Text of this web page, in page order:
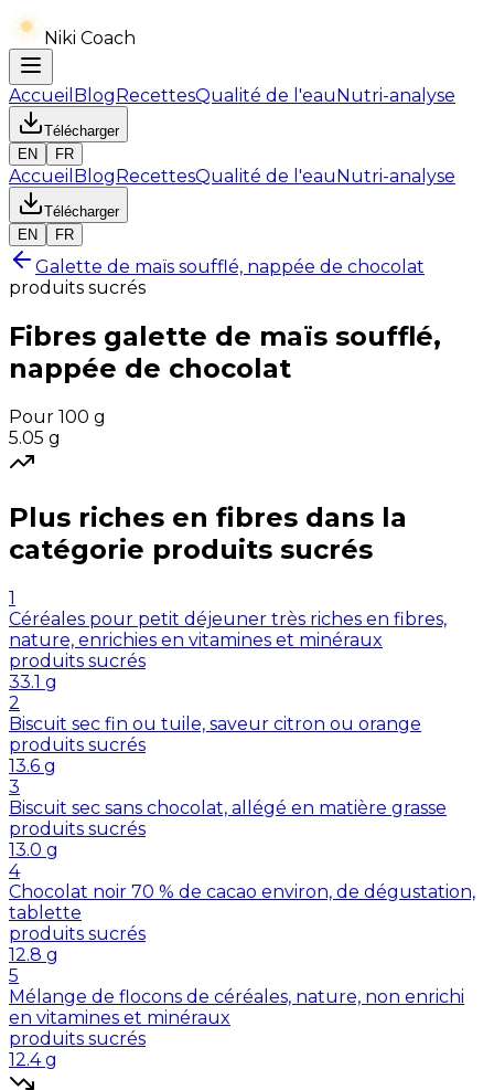
Niki Coach
Accueil BlogRecettesQualité de l'eauNutri-analyse
Télécharger
EN
FR
Accueil BlogRecettesQualité de l'eauNutri-analyse
Télécharger
EN
FR
Galette de maïs soufflé, nappée de chocolat
produits sucrés
Fibres galette de maïs soufflé,
nappée de chocolat
Pour 100 g
5.05 g
Plus riches en fibres dans la
catégorie produits sucrés
1
Céréales pour petit déjeuner très riches en fibres,
nature, enrichies en vitamines et minéraux
produits sucrés
33.1 g
2
Biscuit sec fin ou tuile, saveur citron ou orange
produits sucrés
13.6 g
3
Biscuit sec sans chocolat, allégé en matière grasse
produits sucrés
13.0 g
4
Chocolat noir 70 % de cacao environ, de dégustation,
tablette
produits sucrés
12.8 g
5
Mélange de flocons de céréales, nature, non enrichi
en vitamines et minéraux
produits sucrés
12.4 g